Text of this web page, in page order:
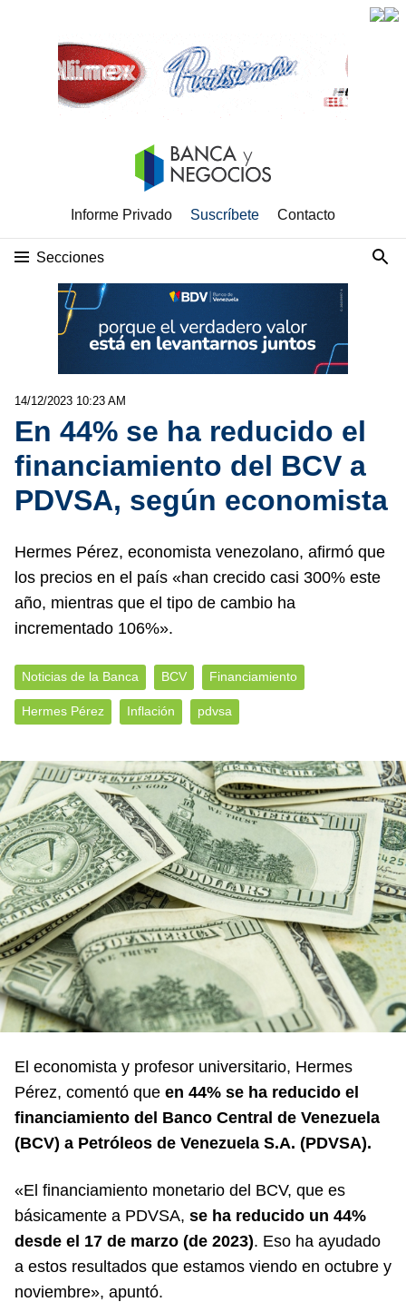
Informe Privado Suscríbete Contacto
Secciones
14/12/2023 10:23 AM
En 44% se ha reducido el
financiamiento del BCV a
PDVSA, según economista
Hermes Pérez, economista venezolano, afirmó que
los precios en el país «han crecido casi 300% este
año, mientras que el tipo de cambio ha
incrementado 106%».
Noticias de la Banca BCV Financiamiento
Hermes Pérez Inflación pdvsa
El economista y profesor universitario, Hermes
Pérez, comentó que en 44% se ha reducido el
financiamiento del Banco Central de Venezuela
(BCV) a Petróleos de Venezuela S.A. (PDVSA).
«El financiamiento monetario del BCV, que es
básicamente a PDVSA, se ha reducido un 44%
desde el 17 de marzo (de 2023). Eso ha ayudado
a estos resultados que estamos viendo en octubre y
noviembre», apuntó.